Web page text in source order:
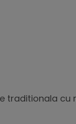
traditionala cu